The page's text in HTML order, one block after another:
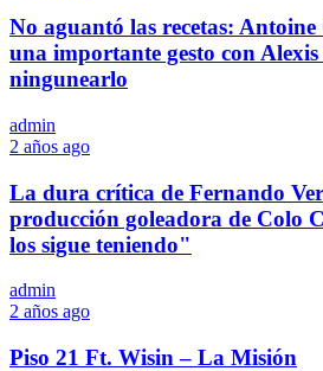
No aguantó las recetas:
una importante gesto con Alexis
ningunearlo
admin
2 años ago
La dura crítica de Fernando
producción goleadora de Colo
los sigue teniendo"
admin
2 años ago
Piso 21 Ft. Wisin – La Misión